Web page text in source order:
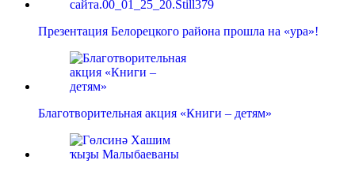
Презентация Белорецкого района прошла на «ура»!
Благотворительная акция «Книги – детям»